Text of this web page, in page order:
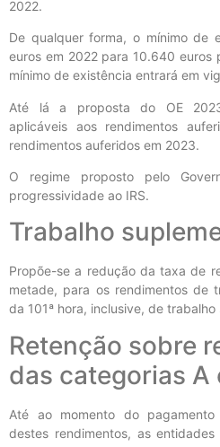
2022.
De qualquer forma, o mínimo de
euros em 2022 para 10.640 euros
mínimo de existência entrará em
Até lá a proposta do OE
aplicáveis aos rendimentos
rendimentos auferidos em 2023.
O regime proposto pelo
progressividade ao IRS.
Trabalho
Propõe-se a redução da taxa de
metade, para os rendimentos de
da 101ª hora, inclusive, de trabalho
Retenção sobre
das categorias A
Até ao momento do
destes rendimentos, as